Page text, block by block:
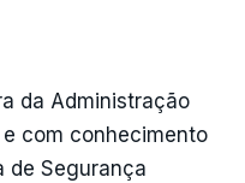
da Administração
e com conhecimento
de Segurança